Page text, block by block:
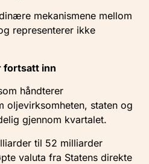
mekanismene mellom
representerer ikke
fortsatt inn
håndterer
oljevirksomheten, staten og
gjennom kvartalet.
til 52 milliarder
valuta fra Statens direkte